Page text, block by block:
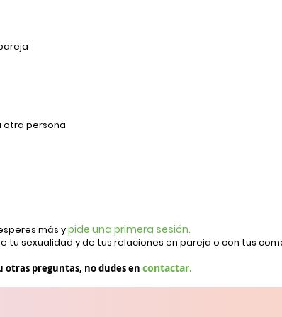
otra persona
más ypide una primera sesión.
tu sexualidad y de tus relaciones en pareja o con tus
preguntas, no dudes en contactar.